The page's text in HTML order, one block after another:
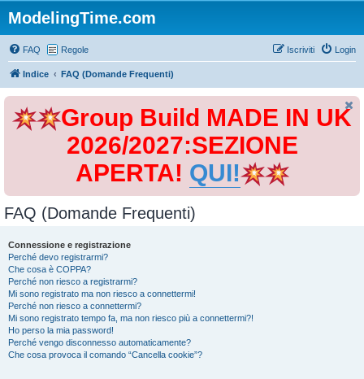
ModelingTime.com
FAQ Regole Login
Iscriviti
Indice FAQ (Domande Frequenti)
Group Build MADE IN UK
2026/2027:SEZIONE
APERTA! QUI!
FAQ (Domande Frequenti)
Connessione e registrazione
Perché devo registrarmi?
Che cosa è COPPA?
Perché non riesco a registrarmi?
Mi sono registrato ma non riesco a connettermi!
Perché non riesco a connettermi?
Mi sono registrato tempo fa, ma non riesco più a connettermi?!
Ho perso la mia password!
Perché vengo disconnesso automaticamente?
Che cosa provoca il comando “Cancella cookie”?